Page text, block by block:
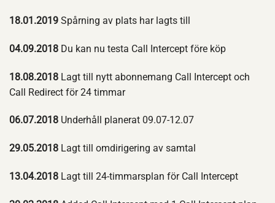
18.01.2019 Spårning av plats har lagts till
04.09.2018 Du kan nu testa Call Intercept före köp
18.08.2018 Lagt till nytt abonnemang Call Intercept och
Call Redirect för 24 timmar
06.07.2018 Underhåll planerat 09.07-12.07
29.05.2018 Lagt till omdirigering av samtal
13.04.2018 Lagt till 24-timmarsplan för Call Intercept